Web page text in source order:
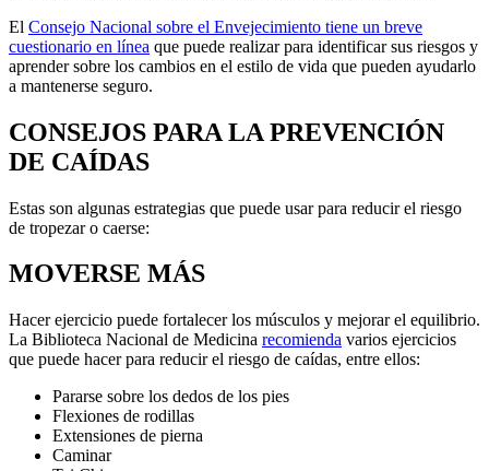
El Consejo Nacional sobre el Envejecimiento tiene un breve
cuestionario en línea que puede realizar para identificar sus riesgos y
aprender sobre los cambios en el estilo de vida que pueden ayudarlo
a mantenerse seguro.
CONSEJOS PARA LA PREVENCIÓN
DE CAÍDAS
Estas son algunas estrategias que puede usar para reducir el riesgo
de tropezar o caerse:
MOVERSE MÁS
Hacer ejercicio puede fortalecer los músculos y mejorar el equilibrio.
La Biblioteca Nacional de Medicina recomienda varios ejercicios
que puede hacer para reducir el riesgo de caídas, entre ellos:
Pararse sobre los dedos de los pies
Flexiones de rodillas
Extensiones de pierna
Caminar